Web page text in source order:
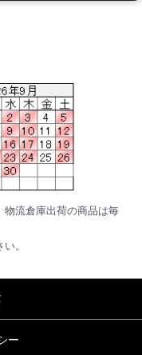
物流倉庫出荷の商品は毎
。
ー